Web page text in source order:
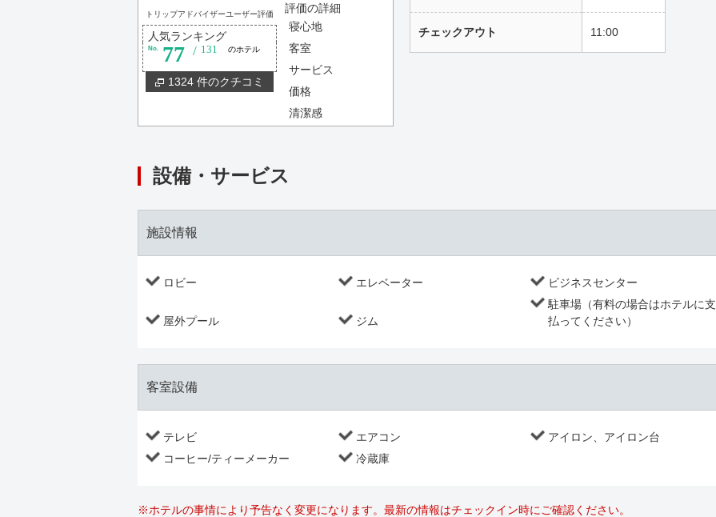
トリップアドバイザーユーザー評価
人気ランキング
No. 77 / 131 のホテル
1324 件のクチコミ
評価の詳細
寝心地
客室
サービス
価格
清潔感
チェックアウト 11:00
設備・サービス
施設情報
ロビー エレベーター ビジネスセンター
屋外プール ジム
駐車場（有料の場合はホテルに支
払ってください）
客室設備
テレビ エアコン アイロン、アイロン台
コーヒー/ティーメーカー
冷蔵庫
※ホテルの事情により予告なく変更になります。最新の情報はチェックイン時にご確認ください。